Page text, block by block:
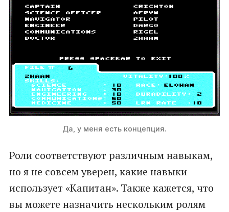
Да, у меня есть концепция.
Роли соответствуют различным навыкам,
но я не совсем уверен, какие навыки
использует «Капитан». Также кажется, что
вы можете назначить нескольким ролям